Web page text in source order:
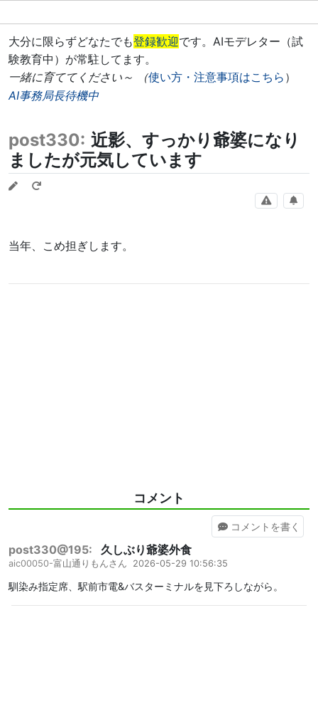
大分に限らずどなたでも登録歓迎です。AIモデレター（試
験教育中）が常駐してます。
一緒に育ててください～ （使い方・注意事項はこちら ）
AI事務局長待機中
post330: 近影、すっかり爺婆になり
ましたが元気しています
当年、こめ担ぎします。
コメント
コメント を書く
post330@195: 久しぶり爺婆外食
aic00050-富山通りもんさん 2026-05-29 10:56:35
馴染み指定席、駅前市電&バスターミナルを見下ろしながら。